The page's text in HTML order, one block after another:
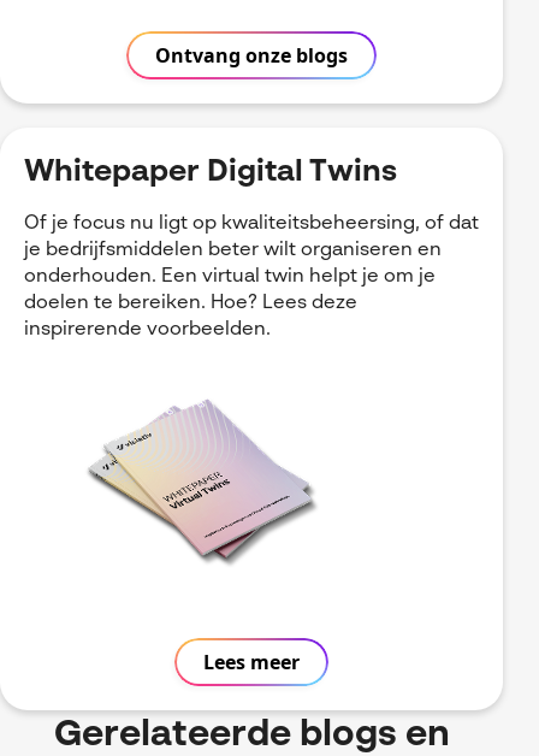
Ontvang onze blogs
Whitepaper Digital Twins
Of je focus nu ligt op kwaliteitsbeheersing, of dat
je bedrijfsmiddelen beter wilt organiseren en
onderhouden. Een virtual twin helpt je om je
doelen te bereiken. Hoe? Lees deze
inspirerende voorbeelden.
Lees meer
Gerelateerde blogs en